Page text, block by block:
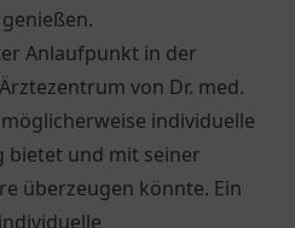
Anlaufpunkt in der
Ärztezentrum von Dr. med.
individuelle
bietet und mit seiner
überzeugen könnte. Ein